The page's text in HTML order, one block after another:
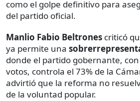
como el golpe definitivo para
del partido oficial.
Manlio Fabio Beltrones criticó
ya permite una
donde el partido gobernante, con
votos, controla el 73% de la
advirtió que la reforma no
de la voluntad popular.